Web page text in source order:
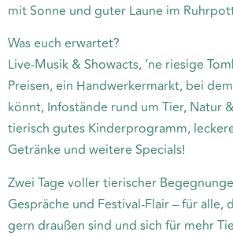
mit Sonne und guter Laune im
Was euch erwartet?
Live-Musik & Showacts, ’ne riesige
Preisen, ein Handwerkermarkt, bei
könnt, Infostände rund um Tier, Natur
tierisch gutes Kinderprogramm,
Getränke und weitere Specials!
Zwei Tage voller tierischer
Gespräche und Festival-Flair – für alle,
gern draußen sind und sich für mehr